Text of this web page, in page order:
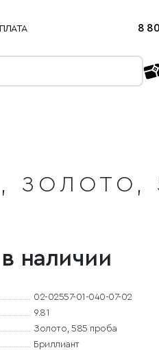
8
ЗОЛОТО,
наличии
02-02557-01-040-07-02
9.81
Золото, 585 проба
Бриллиант